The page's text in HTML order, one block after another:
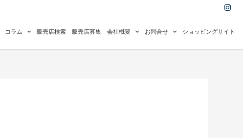
I
n
a
r
コラム 販売店検索 販売店募集 会社概要 お問合せ ショッピングサイト